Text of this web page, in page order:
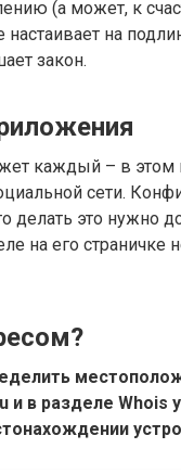
(а может, к
на
закон.
каждый – в этом
сети.
делать это нужно
на его страничке
в разделе Whois